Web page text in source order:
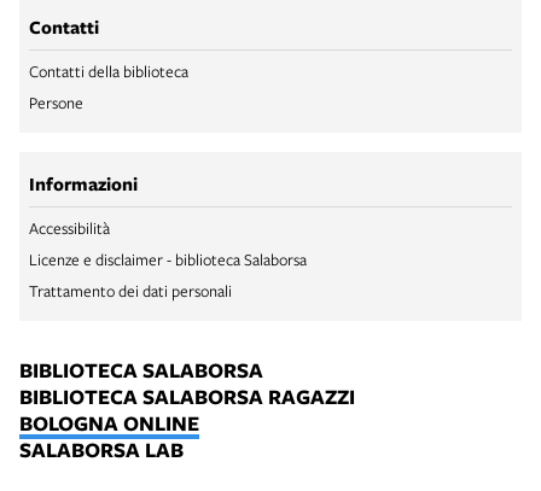
Contatti
Contatti della biblioteca
Persone
Informazioni
Accessibilità
Licenze e disclaimer - biblioteca Salaborsa
Trattamento dei dati personali
BIBLIOTECA SALABORSA
BIBLIOTECA SALABORSA RAGAZZI
BOLOGNA ONLINE
SALABORSA LAB